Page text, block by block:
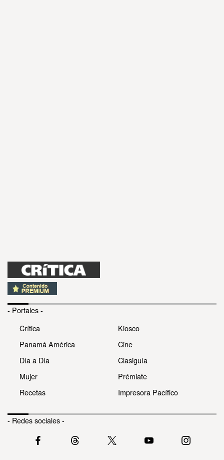
- Portales -
Crítica
Panamá América
Día a Día
Mujer
Recetas
Kiosco
Cine
Clasiguía
Prémiate
Impresora Pacífico
- Redes sociales -